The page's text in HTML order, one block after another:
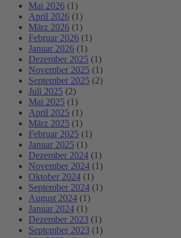
Mai 2026 (1)
April 2026 (1)
März 2026 (1)
Februar 2026 (1)
Januar 2026 (1)
Dezember 2025 (1)
November 2025 (1)
September 2025 (2)
Juli 2025 (2)
Mai 2025 (1)
April 2025 (1)
März 2025 (1)
Februar 2025 (1)
Januar 2025 (1)
Dezember 2024 (1)
November 2024 (1)
Oktober 2024 (1)
September 2024 (1)
August 2024 (1)
Januar 2024 (1)
Dezember 2023 (1)
September 2023 (1)